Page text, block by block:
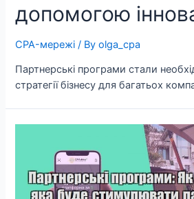
допомогою
CPA-мережі / Byolga_cpa
Партнерські програми стали
стратегії бізнесу для багатьох